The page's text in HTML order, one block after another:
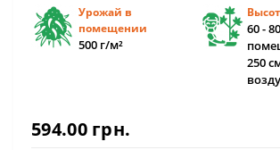
Урожай в
помещении
500 г/м²
60 -
250
594.00 грн.